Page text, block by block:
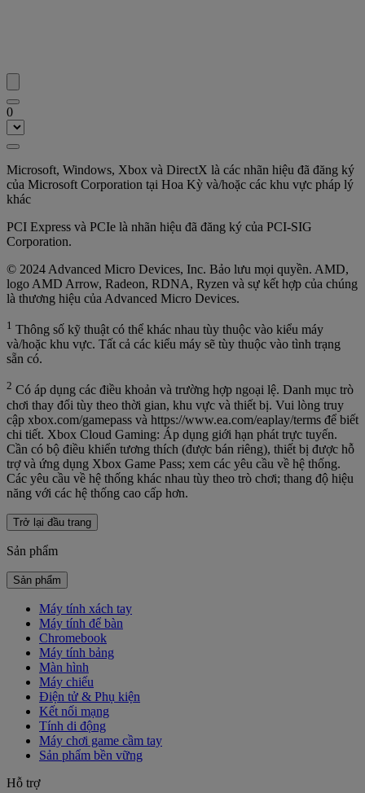
0
Microsoft, Windows, Xbox và DirectX là các nhãn hiệu đã đăng ký
của Microsoft Corporation tại Hoa Kỳ và/hoặc các khu vực pháp lý
khác
PCI Express và PCIe là nhãn hiệu đã đăng ký của PCI-SIG
Corporation.
© 2024 Advanced Micro Devices, Inc. Bảo lưu mọi quyền. AMD,
logo AMD Arrow, Radeon, RDNA, Ryzen và sự kết hợp của chúng
là thương hiệu của Advanced Micro Devices.
1 Thông số kỹ thuật có thể khác nhau tùy thuộc vào kiểu máy
và/hoặc khu vực. Tất cả các kiểu máy sẽ tùy thuộc vào tình trạng
sẵn có.
2 Có áp dụng các điều khoản và trường hợp ngoại lệ. Danh mục trò
chơi thay đổi tùy theo thời gian, khu vực và thiết bị. Vui lòng truy
cập xbox.com/gamepass và https://www.ea.com/eaplay/terms để biết
chi tiết. Xbox Cloud Gaming: Áp dụng giới hạn phát trực tuyến.
Cần có bộ điều khiển tương thích (được bán riêng), thiết bị được hỗ
trợ và ứng dụng Xbox Game Pass; xem các yêu cầu về hệ thống.
Các yêu cầu về hệ thống khác nhau tùy theo trò chơi; thang độ hiệu
năng với các hệ thống cao cấp hơn.
Trở lại đầu trang
Sản phẩm
Sản phẩm
Máy tính xách tay
Máy tính để bàn
Chromebook
Máy tính bảng
Màn hình
Máy chiếu
Điện tử & Phụ kiện
Kết nối mạng
Tính di động
Máy chơi game cầm tay
Sản phẩm bền vững
Hỗ trợ